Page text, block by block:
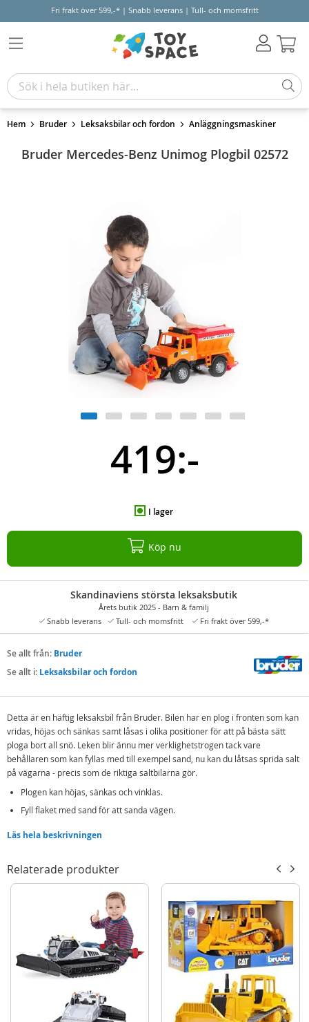
Fri frakt över 599,-* | Snabb leverans | Tull- och momsfritt
Hem Bruder Leksaksbilar och fordon Anläggningsmaskiner
Bruder Mercedes-Benz Unimog Plogbil 02572
419:-
I lager
Köp nu
Skandinaviens största leksaksbutik
Årets butik 2025 - Barn & familj
Snabb leverans
Tull- och momsfritt Fri frakt över 599,-*
Se allt från: Bruder
Se allt i: Leksaksbilar och fordon
Detta är en häftig leksaksbil från Bruder. Bilen har en plog i fronten som kan
vridas, höjas och sänkas samt låsas i olika positioner för att på bästa sätt
ploga bort all snö. Leken blir ännu mer verklighetstrogen tack vare
behållaren som kan fyllas med till exempel sand, nu kan du låtsas sprida salt
på vägarna - precis som de riktiga saltbilarna gör.
Plogen kan höjas, sänkas och vinklas.
Fyll flaket med sand för att sanda vägen.
Innehåll:
Snöplog
Mått: 47 x 16 x 19,5 cm
Skala: 1:16
Rek. ålder: från 4 år
4001702025724
Läs hela beskrivningen
Relaterade produkter